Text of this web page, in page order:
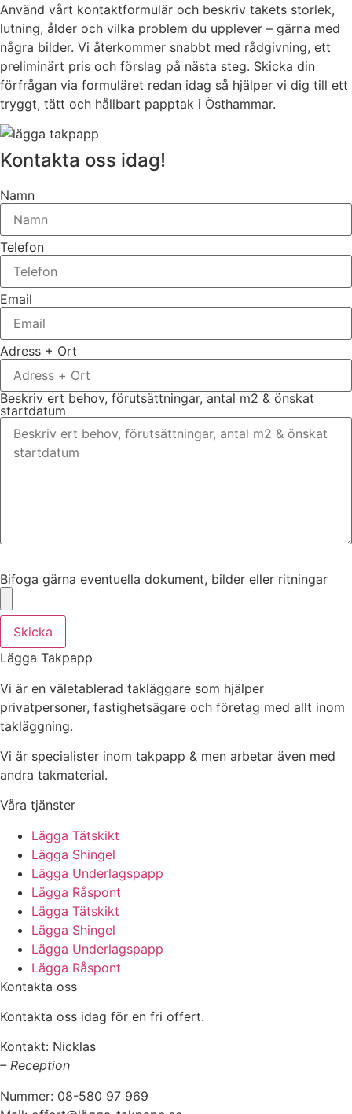
Använd vårt kontaktformulär och beskriv takets storlek,
lutning, ålder och vilka problem du upplever – gärna med
några bilder. Vi återkommer snabbt med rådgivning, ett
preliminärt pris och förslag på nästa steg. Skicka din
förfrågan via formuläret redan idag så hjälper vi dig till ett
tryggt, tätt och hållbart papptak i Östhammar.
Kontakta oss idag!
Namn
Telefon
Email
Adress + Ort
Beskriv ert behov, förutsättningar, antal m2 & önskat
startdatum
Bifoga gärna eventuella dokument, bilder eller ritningar
Skicka
Lägga Takpapp
Vi är en väletablerad takläggare som hjälper
privatpersoner, fastighetsägare och företag med allt inom
takläggning.
Vi är specialister inom takpapp & men arbetar även med
andra takmaterial.
Våra tjänster
Lägga Tätskikt
Lägga Shingel
Lägga Underlagspapp
Lägga Råspont
Lägga Tätskikt
Lägga Shingel
Lägga Underlagspapp
Lägga Råspont
Kontakta oss
Kontakta oss idag för en fri offert.
Kontakt: Nicklas
– Reception
Nummer: 08-580 97 969